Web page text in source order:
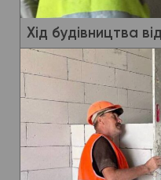
Хід будівництва